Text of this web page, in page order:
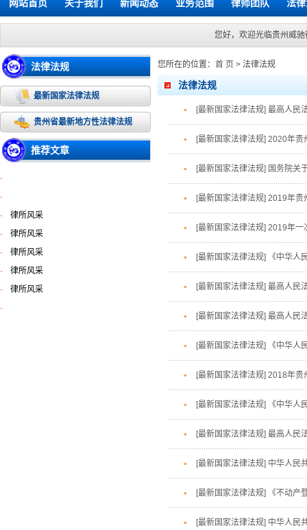
网站首页 关于我们 新闻动态 业务范围 律师团队 法
您好，欢迎光临贵州威
法律法规
最新国家法律法规
贵州省最新地方性法律法规
推荐文章
·
·
·
律所风采
·
律所风采
·
律所风采
·
律所风采
·
律所风采
·
您所在的位置： 首 页 > 法律法规
法律法规
[最新国家法律法规] 最高人民
[最新国家法律法规] 2020年贵
[最新国家法律法规] 国务院关
[最新国家法律法规] 2019年贵
[最新国家法律法规] 2019年一
[最新国家法律法规] 《中华人
[最新国家法律法规] 最高人民
[最新国家法律法规] 最高人民
[最新国家法律法规] 《中华人
[最新国家法律法规] 2018年贵
[最新国家法律法规] 《中华人
[最新国家法律法规] 最高人民
[最新国家法律法规] 中华人民
[最新国家法律法规] 《不动产
[最新国家法律法规] 中华人民